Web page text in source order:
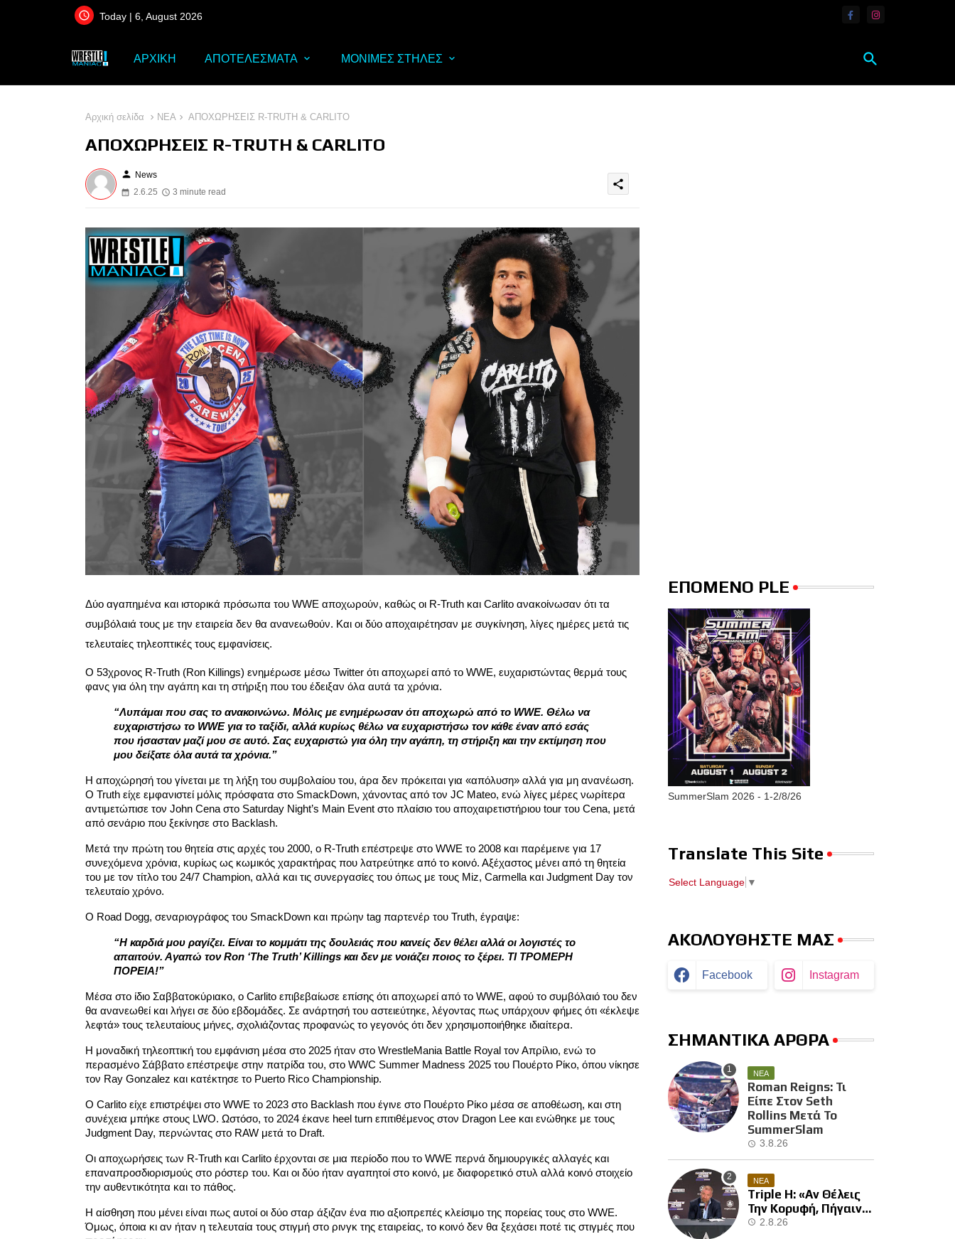
Today | 6, August 2026
ΑΡΧΙΚΗ ΑΠΟΤΕΛΕΣΜΑΤΑ ΜΟΝΙΜΕΣ ΣΤΗΛΕΣ
Αρχική σελίδα ΝΕΑ ΑΠΟΧΩΡΗΣΕΙΣ R-TRUTH & CARLITO
ΑΠΟΧΩΡΗΣΕΙΣ R-TRUTH & CARLITO
person News
2.6.25
3 minute read
share
Δύο αγαπημένα και ιστορικά πρόσωπα του WWE αποχωρούν, καθώς οι R-Truth και Carlito ανακοίνωσαν ότι τα
συμβόλαιά τους με την εταιρεία δεν θα ανανεωθούν. Και οι δύο αποχαιρέτησαν με συγκίνηση, λίγες ημέρες μετά τις
τελευταίες τηλεοπτικές τους εμφανίσεις.
Ο 53χρονος R-Truth (Ron Killings) ενημέρωσε μέσω Twitter ότι αποχωρεί από το WWE, ευχαριστώντας θερμά τους
φανς για όλη την αγάπη και τη στήριξη που του έδειξαν όλα αυτά τα χρόνια.
“Λυπάμαι που σας το ανακοινώνω. Μόλις με ενημέρωσαν ότι αποχωρώ από το WWE. Θέλω να
ευχαριστήσω το WWE για το ταξίδι, αλλά κυρίως θέλω να ευχαριστήσω τον κάθε έναν από εσάς
που ήσασταν μαζί μου σε αυτό. Σας ευχαριστώ για όλη την αγάπη, τη στήριξη και την εκτίμηση που
μου δείξατε όλα αυτά τα χρόνια.”
Η αποχώρησή του γίνεται με τη λήξη του συμβολαίου του, άρα δεν πρόκειται για «απόλυση» αλλά για μη ανανέωση.
Ο Truth είχε εμφανιστεί μόλις πρόσφατα στο SmackDown, χάνοντας από τον JC Mateo, ενώ λίγες μέρες νωρίτερα
αντιμετώπισε τον John Cena στο Saturday Night’s Main Event στο πλαίσιο του αποχαιρετιστήριου tour του Cena, μετά
από σενάριο που ξεκίνησε στο Backlash.
Μετά την πρώτη του θητεία στις αρχές του 2000, ο R-Truth επέστρεψε στο WWE το 2008 και παρέμεινε για 17
συνεχόμενα χρόνια, κυρίως ως κωμικός χαρακτήρας που λατρεύτηκε από το κοινό. Αξέχαστος μένει από τη θητεία
του με τον τίτλο του 24/7 Champion, αλλά και τις συνεργασίες του όπως με τους Miz, Carmella και Judgment Day τον
τελευταίο χρόνο.
Ο Road Dogg, σεναριογράφος του SmackDown και πρώην tag παρτενέρ του Truth, έγραψε:
“Η καρδιά μου ραγίζει. Είναι το κομμάτι της δουλειάς που κανείς δεν θέλει αλλά οι λογιστές το
απαιτούν. Αγαπώ τον Ron ‘The Truth’ Killings και δεν με νοιάζει ποιος το ξέρει. ΤΙ ΤΡΟΜΕΡΗ
ΠΟΡΕΙΑ!”
Μέσα στο ίδιο Σαββατοκύριακο, ο Carlito επιβεβαίωσε επίσης ότι αποχωρεί από το WWE, αφού το συμβόλαιό του δεν
θα ανανεωθεί και λήγει σε δύο εβδομάδες. Σε ανάρτησή του αστειεύτηκε, λέγοντας πως υπάρχουν φήμες ότι «έκλεψε
λεφτά» τους τελευταίους μήνες, σχολιάζοντας προφανώς το γεγονός ότι δεν χρησιμοποιήθηκε ιδιαίτερα.
Η μοναδική τηλεοπτική του εμφάνιση μέσα στο 2025 ήταν στο WrestleMania Battle Royal τον Απρίλιο, ενώ το
περασμένο Σάββατο επέστρεψε στην πατρίδα του, στο WWC Summer Madness 2025 του Πουέρτο Ρίκο, όπου νίκησε
τον Ray Gonzalez και κατέκτησε το Puerto Rico Championship.
Ο Carlito είχε επιστρέψει στο WWE το 2023 στο Backlash που έγινε στο Πουέρτο Ρίκο μέσα σε αποθέωση, και στη
συνέχεια μπήκε στους LWO. Ωστόσο, το 2024 έκανε heel turn επιτιθέμενος στον Dragon Lee και ενώθηκε με τους
Judgment Day, περνώντας στο RAW μετά το Draft.
Οι αποχωρήσεις των R-Truth και Carlito έρχονται σε μια περίοδο που το WWE περνά δημιουργικές αλλαγές και
επαναπροσδιορισμούς στο ρόστερ του. Και οι δύο ήταν αγαπητοί στο κοινό, με διαφορετικό στυλ αλλά κοινό στοιχείο
την αυθεντικότητα και το πάθος.
Η αίσθηση που μένει είναι πως αυτοί οι δύο σταρ άξιζαν ένα πιο αξιοπρεπές κλείσιμο της πορείας τους στο WWE.
Όμως, όποια κι αν ήταν η τελευταία τους στιγμή στο ρινγκ της εταιρείας, το κοινό δεν θα ξεχάσει ποτέ τις στιγμές που
ΕΠΟΜΕΝΟ PLE
SummerSlam 2026 - 1-2/8/26
Translate This Site
Select Language ▼
ΑΚΟΛΟΥΘΗΣΤΕ ΜΑΣ
Facebook Instagram
ΣΗΜΑΝΤΙΚΑ ΑΡΘΡΑ
ΝΕΑ
Roman Reigns: Τι
Είπε Στον Seth
Rollins Μετά Το
SummerSlam
3.8.26
ΝΕΑ
Triple H: «Αν Θέλεις
Την Κορυφή, Πήγαινε
Και Κέρδισε Την»
2.8.26